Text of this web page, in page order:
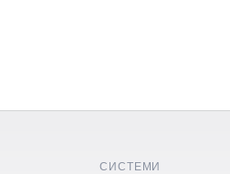
СИСТЕМИ